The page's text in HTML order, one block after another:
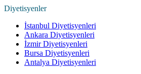
Diyetisyenler
İstanbul Diyetisyenleri
Ankara Diyetisyenleri
İzmir Diyetisyenleri
Bursa Diyetisyenleri
Antalya Diyetisyenleri